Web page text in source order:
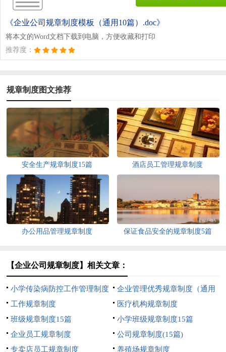
《企业公司规章制度模板（通用10篇）.doc》
将本文的Word文档下载到电脑，方便收藏和打印
推荐度：
规章制度图文推荐
安全生产规章制度15篇 酒店员工管理规章制度
办公用品管理规章制度 保证食品安全的规章制度5篇
【企业公司规章制度】相关文章：
小学传染病防控工作管理制度
企业管理优秀规章制度（通用
8篇）
工作规章制度
医疗机构规章制度
班级规章制度15篇
小学班级规章制度15篇
企业员工规章制度
公司规章制度(15篇)
专卖店员工规章制度
养殖场规章制度